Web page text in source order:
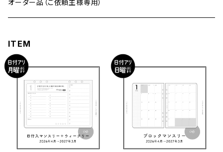
デイリー
その他
ナローサイズ
ウィークリー
デイリー
その他
マンスリー
ウィークリー
デイリー
M5スクエアサイズ
マンスリー
ウィークリー
デイリー
M5サイズ
マンスリー
ウィークリー
バイブルサイズ
ミニ6サイズ
M5スクエアサイズ
オーダー品（ご依頼主様専用）
ITEM